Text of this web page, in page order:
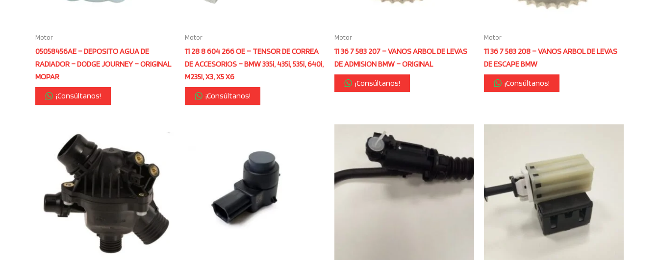
Motor
05058456AE – DEPOSITO AGUA DE
RADIADOR – DODGE JOURNEY – ORIGINAL
MOPAR
¡Consúltanos!
Motor
11 28 8 604 266 OE – TENSOR DE CORREA
DE ACCESORIOS – BMW 335i, 435i, 535i, 640i,
M235I, X3, X5 X6
¡Consúltanos!
Motor
11 36 7 583 207 – VANOS ARBOL DE LEVAS
DE ADMISION BMW – ORIGINAL
¡Consúltanos!
Motor
11 36 7 583 208 – VANOS ARBOL DE LEVAS
DE ESCAPE BMW
¡Consúltanos!